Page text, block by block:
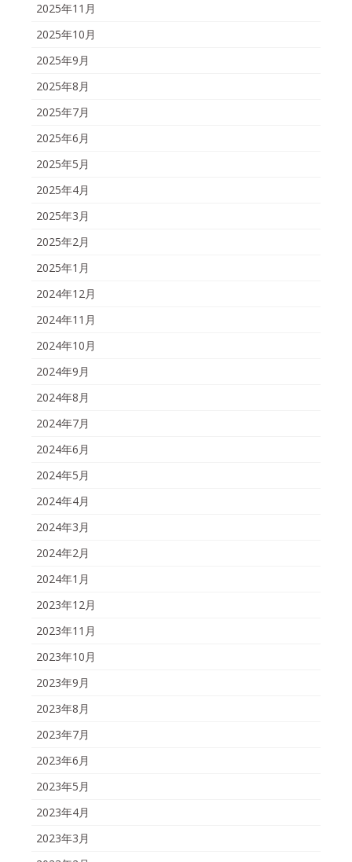
2025年11月
2025年10月
2025年9月
2025年8月
2025年7月
2025年6月
2025年5月
2025年4月
2025年3月
2025年2月
2025年1月
2024年12月
2024年11月
2024年10月
2024年9月
2024年8月
2024年7月
2024年6月
2024年5月
2024年4月
2024年3月
2024年2月
2024年1月
2023年12月
2023年11月
2023年10月
2023年9月
2023年8月
2023年7月
2023年6月
2023年5月
2023年4月
2023年3月